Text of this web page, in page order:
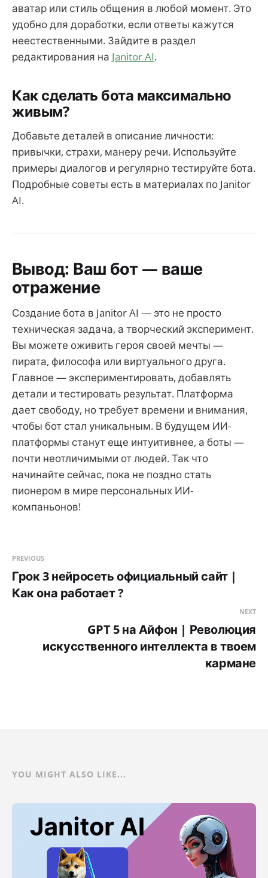
аватар или стиль общения в любой момент. Это
удобно для доработки, если ответы кажутся
неестественными. Зайдите в раздел
редактирования на Janitor AI.
Как сделать бота максимально
живым?
Добавьте деталей в описание личности:
привычки, страхи, манеру речи. Используйте
примеры диалогов и регулярно тестируйте бота.
Подробные советы есть в материалах по Janitor
AI.
Вывод: Ваш бот — ваше
отражение
Создание бота в Janitor AI — это не просто
техническая задача, а творческий эксперимент.
Вы можете оживить героя своей мечты —
пирата, философа или виртуального друга.
Главное — экспериментировать, добавлять
детали и тестировать результат. Платформа
дает свободу, но требует времени и внимания,
чтобы бот стал уникальным. В будущем ИИ-
платформы станут еще интуитивнее, а боты —
почти неотличимыми от людей. Так что
начинайте сейчас, пока не поздно стать
пионером в мире персональных ИИ-
компаньонов!
PREVIOUS
Грок 3 нейросеть официальный сайт |
Как она работает ?
NEXT
GPT 5 на Айфон | Революция
искусственного интеллекта в твоем
кармане
YOU MIGHT ALSO LIKE...